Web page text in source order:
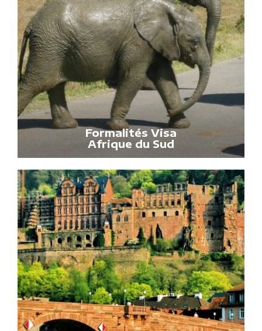
Formalités Visa
Afrique du Sud